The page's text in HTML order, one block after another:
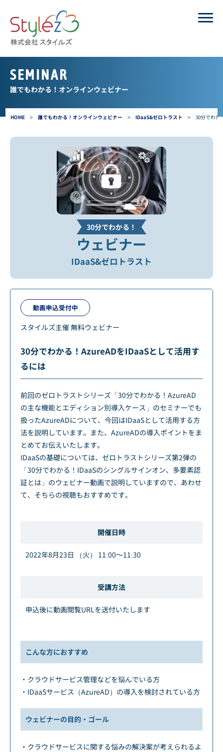
HOME > 誰でもわかる！オンラインウェビナー > IDaaS&ゼロトラスト > 30分でわか
SEMINAR
誰でもわかる！オンラインウェビナー
30分でわかる！
ウェビナー
IDaaS&ゼロトラスト
動画申込受付中
スタイルズ主催 無料ウェビナー
30分でわかる！AzureADをIDaaSとして活用す
るには
前回のゼロトラストシリーズ「30分でわかる！AzureAD
の主な機能とエディション別導入ケース」のセミナーでも
扱ったAzureADについて、今回はIDaaSとして活用する方
法を説明しています。また、AzureADの導入ポイントをま
とめてお伝えいたします。
IDaaSの基礎については、ゼロトラストシリーズ第2弾の
「30分でわかる！IDaaSのシングルサインオン、多要素認
証とは」のウェビナー動画で説明していますので、あわせ
て、そちらの視聴もおすすめです。
開催日時
2022年8月23日 （火） 11:00～11:30
受講方法
申込後に動画閲覧URLを送付いたします
こんな方におすすめ
・クラウドサービス管理などを悩んでいる方
・IDaaSサービス（AzureAD）の導入を検討されている方
ウェビナーの目的・ゴール
・クラウドサービスに関する悩みの解決案が考えられるよ